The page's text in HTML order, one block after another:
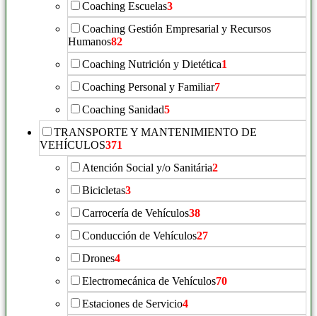
Coaching Escuelas3
Coaching Gestión Empresarial y Recursos
Humanos82
Coaching Nutrición y Dietética1
Coaching Personal y Familiar7
Coaching Sanidad5
TRANSPORTE Y MANTENIMIENTO DE
VEHÍCULOS371
Atención Social y/o Sanitária2
Bicicletas3
Carrocería de Vehículos38
Conducción de Vehículos27
Drones4
Electromecánica de Vehículos70
Estaciones de Servicio4